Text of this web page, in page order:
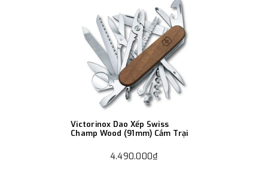
Victorinox Dao Xếp Swiss
Champ Wood (91mm) Cắm Trại
4.490.000₫